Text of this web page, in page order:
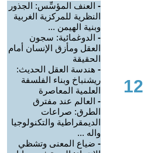
- العنف المؤسِّس: الجذور
النظرية للمركزية الغربية
وبنية الهيمن ...
- الدوغمائية: سجون
العقل ومأزق الإنسان أمام
الحقيقة
- هندسة العقل الحديث:
ريشنباخ وبناء الفلسفة
العلمية المعاصرة
- العالم عند مفترق
الطرق: صراعات
الديمقراطية والتكنولوجيا
واله ...
- ضياع المعنى وتشظي